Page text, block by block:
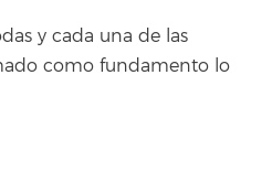
y cada una de las
como fundamento lo